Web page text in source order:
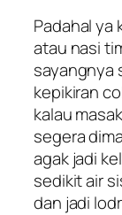
Padahal ya
atau nasi
sayangnya
kepikiran
kalau
segera
agak jadi
sedikit air
dan jadi